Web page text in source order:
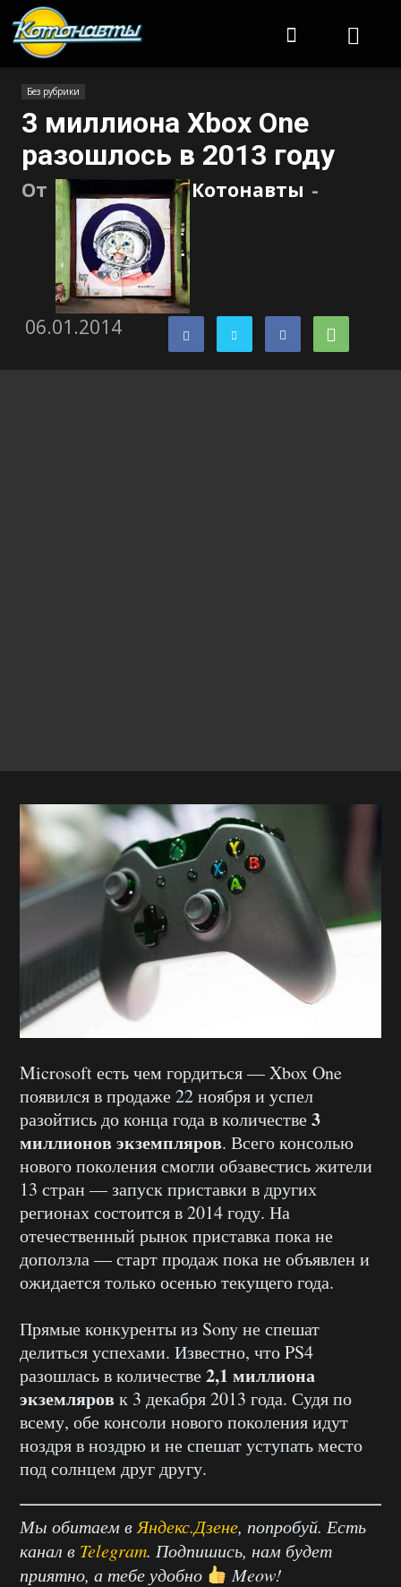
Без рубрики
3 миллиона Xbox One
разошлось в 2013 году
От Котонавты -
06.01.2014
Microsoft есть чем гордиться — Xbox One
появился в продаже 22 ноября и успел
разойтись до конца года в количестве3
миллионов экземпляров. Всего консолью
нового поколения смогли обзавестись жители
13 стран — запуск приставки в других
регионах состоится в 2014 году. На
отечественный рынок приставка пока не
доползла — старт продаж пока не объявлен и
ожидается только осенью текущего года.
Прямые конкуренты из Sony не спешат
делиться успехами. Известно, что PS4
разошлась в количестве2,1 миллиона
экземляровк 3 декабря 2013 года. Судя по
всему, обе консоли нового поколения идут
ноздря в ноздрю и не спешат уступать место
под солнцем друг другу.
Мы обитаем в Яндекс.Дзене, попробуй. Есть
канал в Telegram. Подпишись, нам будет
приятно, а тебе удобно
Meow!